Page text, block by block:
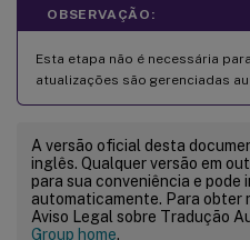
OBSERVAÇÃO:
Esta etapa não é necessária
atualizações são gerenciadas
A versão oficial desta
inglês. Qualquer versão em
para sua conveniência e
automaticamente. Para obter
Aviso Legal sobre Tradução
Group home.